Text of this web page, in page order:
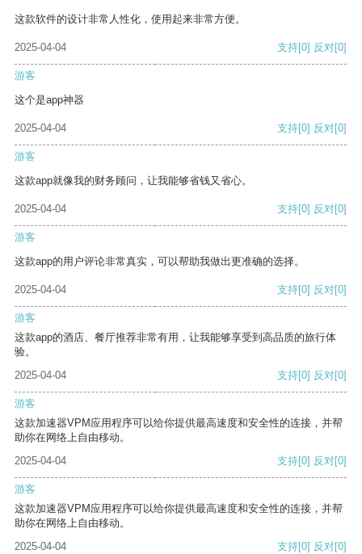
这款软件的设计非常人性化，使用起来非常方便。
2025-04-04 支持[0] 反对[0]
游客
这个是app神器
2025-04-04 支持[0] 反对[0]
游客
这款app就像我的财务顾问，让我能够省钱又省心。
2025-04-04 支持[0] 反对[0]
游客
这款app的用户评论非常真实，可以帮助我做出更准确的选择。
2025-04-04 支持[0] 反对[0]
游客
这款app的酒店、餐厅推荐非常有用，让我能够享受到高品质的旅行体
验。
2025-04-04
支持[0] 反对[0]
游客
这款加速器VPM应用程序可以给你提供最高速度和安全性的连接，并帮
助你在网络上自由移动。
2025-04-04
支持[0] 反对[0]
游客
这款加速器VPM应用程序可以给你提供最高速度和安全性的连接，并帮
助你在网络上自由移动。
2025-04-04
支持[0] 反对[0]